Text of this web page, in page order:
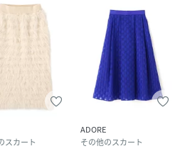
スカート
ADORE
その他のスカート